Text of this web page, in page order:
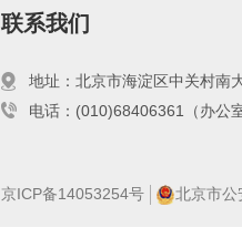
联系我们
地址：北京市海淀区中关村南
电话：(010)68406361（办公室
京ICP备14053254号 北京市